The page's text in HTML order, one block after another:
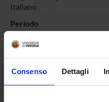
Consenso Dettagli
Italiano
Periodo
PERIODOdal 6-dic-2021 al
Avvisi
Seminari